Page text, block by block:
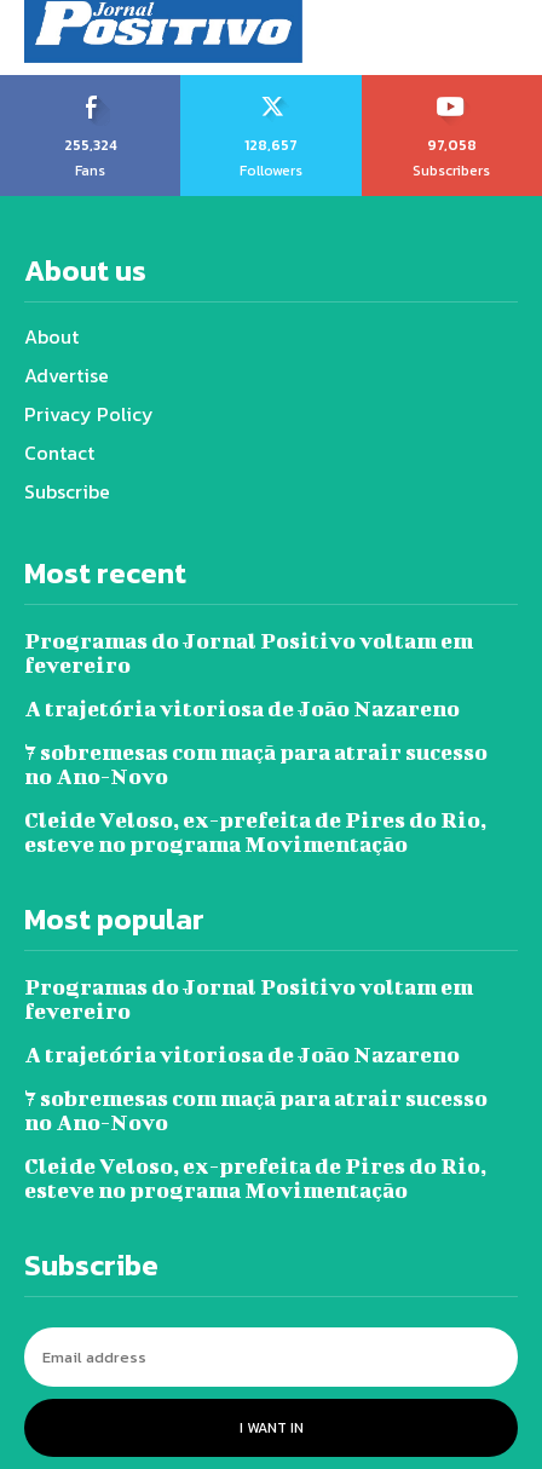
255,324
Fans
128,657
Followers
97,058
Subscribers
About us
About
Advertise
Privacy Policy
Contact
Subscribe
Most recent
Programas do Jornal Positivo voltam em
fevereiro
A trajetória vitoriosa de João Nazareno
7 sobremesas com maçã para atrair sucesso
no Ano-Novo
Cleide Veloso, ex-prefeita de Pires do Rio,
esteve no programa Movimentação
Most popular
Programas do Jornal Positivo voltam em
fevereiro
A trajetória vitoriosa de João Nazareno
7 sobremesas com maçã para atrair sucesso
no Ano-Novo
Cleide Veloso, ex-prefeita de Pires do Rio,
esteve no programa Movimentação
Subscribe
I WANT IN